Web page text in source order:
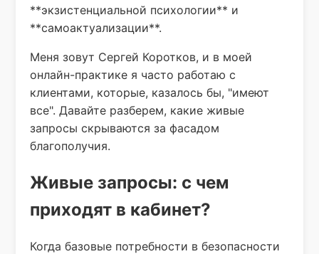
**экзистенциальной психологии** и
**самоактуализации**.
Меня зовут Сергей Коротков, и в моей
онлайн-практике я часто работаю с
клиентами, которые, казалось бы, "имеют
все". Давайте разберем, какие живые
запросы скрываются за фасадом
благополучия.
Живые запросы: с чем
приходят в кабинет?
Когда базовые потребности в безопасности